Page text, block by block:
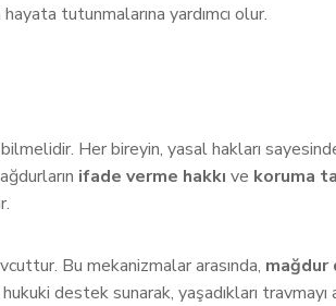
tutunmalarına yardımcı olur.
Her bireyin, yasal hakları
ifade verme hakkı ve koruma
Bu mekanizmalar arasında,
destek sunarak, yaşadıkları travmayı